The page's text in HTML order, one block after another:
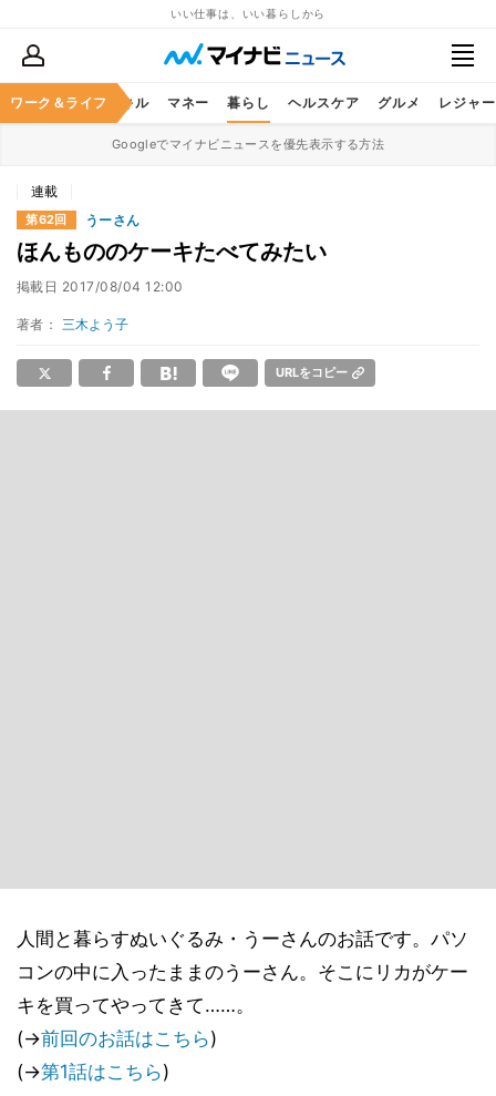
いい仕事は、いい暮らしから
ワーク＆ライフ
ア ビジネススキル マネー 暮らし ヘルスケア グルメ レジャー
Googleでマイナビニュースを優先表示する方法
連載
第62回 うーさん
ほんもののケーキたべてみたい
掲載日 2017/08/04 12:00
著者： 三木よう子
URLをコピー
人間と暮らすぬいぐるみ・うーさんのお話です。パソ
コンの中に入ったままのうーさん。そこにリカがケー
キを買ってやってきて……。
(→前回のお話はこちら)
(→第1話はこちら)